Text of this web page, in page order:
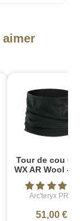
aimer
Tour de cou
WX AR Wool -
Arc'teryx PRO
51,00 €